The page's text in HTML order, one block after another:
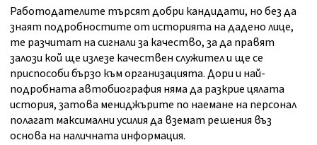
Работодателите търсят добри кандидати, но без да
знаят подробностите от историята на дадено лице,
те разчитат на сигнали за качество, за да правят
залози кой ще излезе качествен служител и ще се
приспособи бързо към организацията. Дори и най-
подробната автобиография няма да разкрие цялата
история, затова мениджърите по наемане на персонал
полагат максимални усилия да вземат решения въз
основа на наличната информация.